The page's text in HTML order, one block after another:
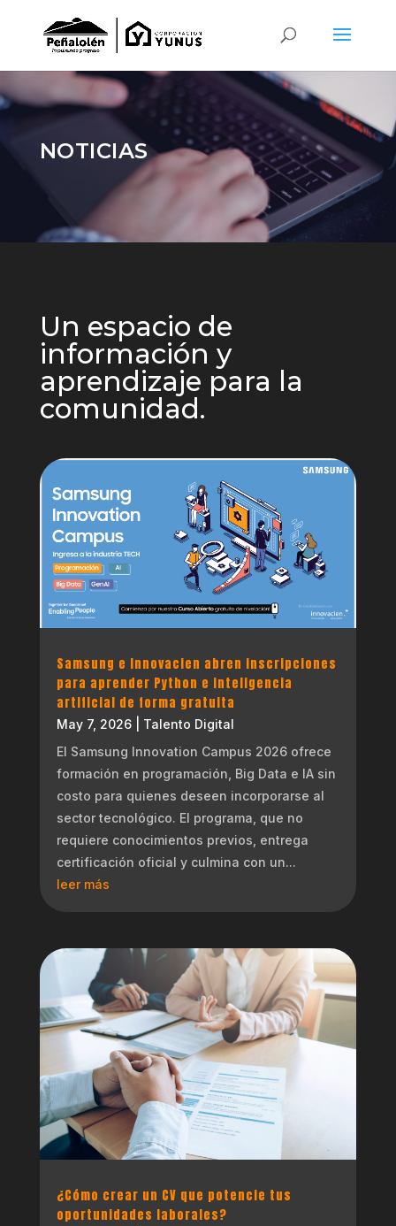
NOTICIAS
Un espacio de
información y
aprendizaje para la
comunidad.
Samsung e Innovacien abren inscripciones
para aprender Python e inteligencia
artificial de forma gratuita
May 7, 2026| Talento Digital
El Samsung Innovation Campus 2026 ofrece
formación en programación, Big Data e IA sin
costo para quienes deseen incorporarse al
sector tecnológico. El programa, que no
requiere conocimientos previos, entrega
certificación oficial y culmina con un...
leer más
¿Cómo crear un CV que potencie tus
oportunidades laborales?